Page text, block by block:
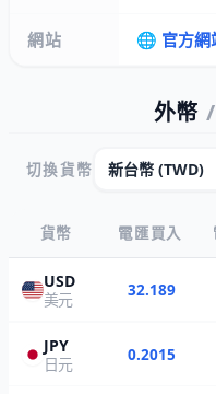
網站 🌐 官方網
外幣 /
切換貨幣
貨幣 電匯買入
USD
美元
32.189
JPY
日元
0.2015